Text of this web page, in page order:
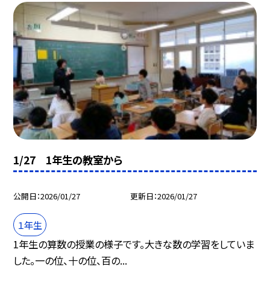
1/27 1年生の教室から
公開日 2026/01/27 更新日 2026/01/27
１年生
1年生の算数の授業の様子です。大きな数の学習をしていま
した。一の位、十の位、百の...